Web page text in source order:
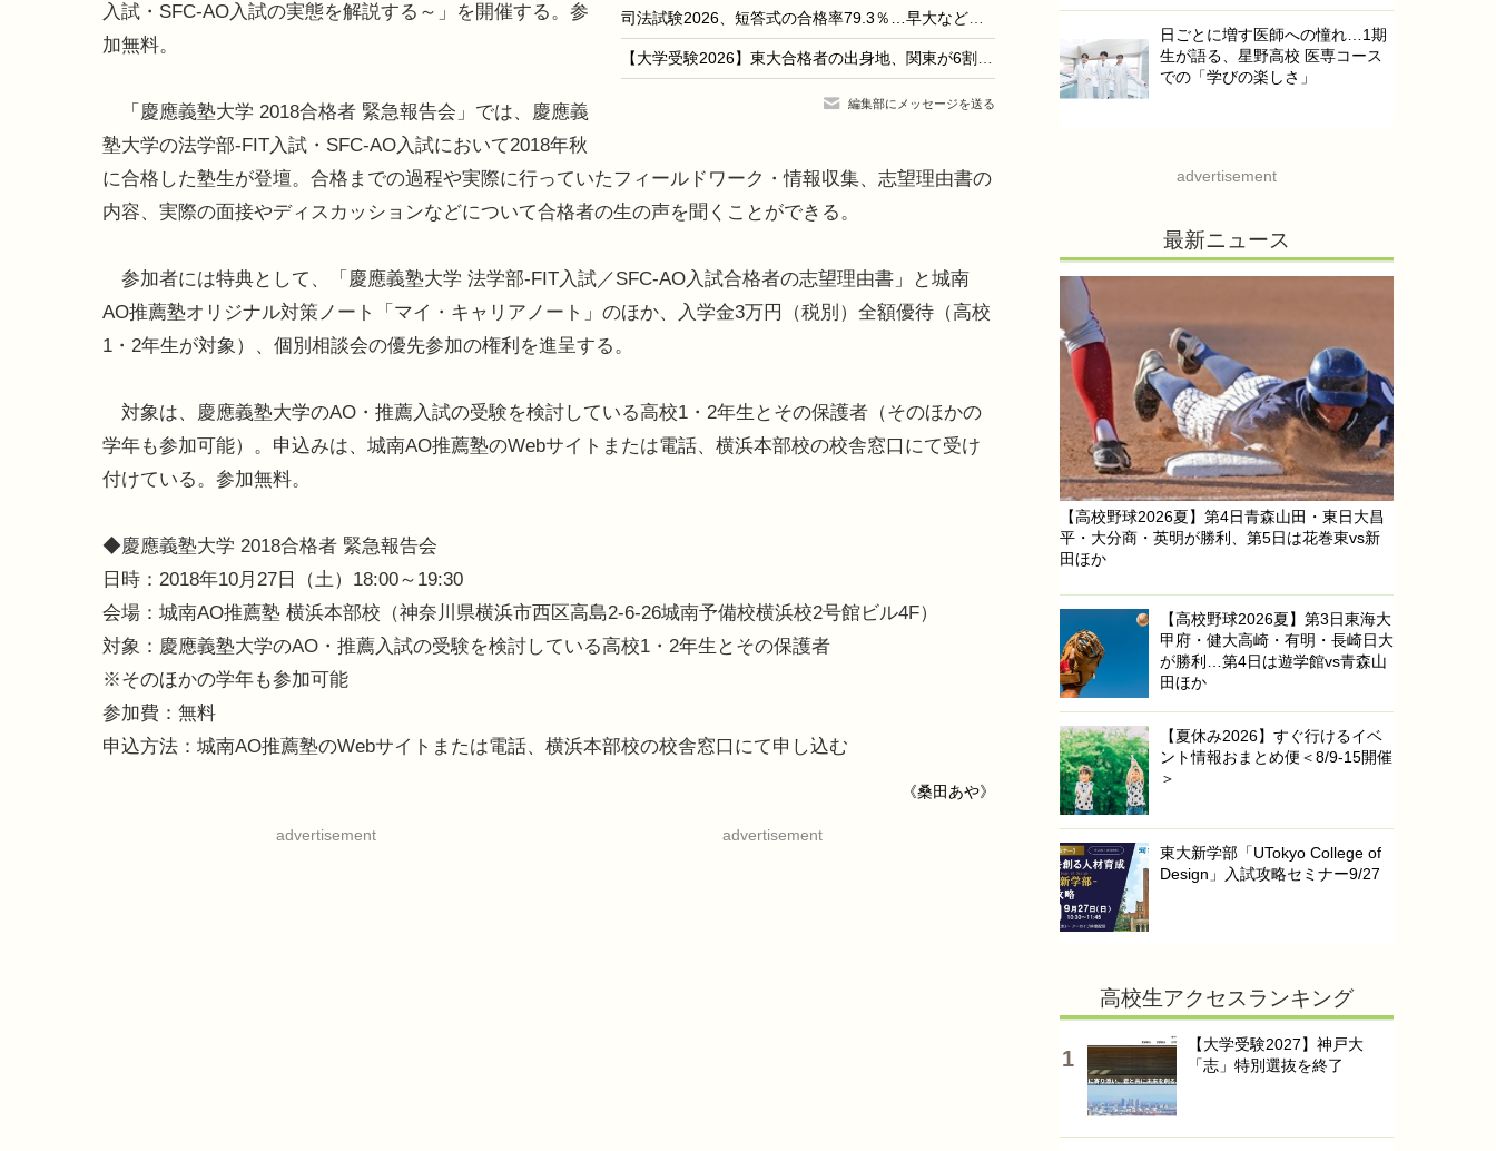
司法試験2026、短答式の合格率79.3％…早大など大学院別結果も
【大学受験2026】東大合格者の出身地、関東が6割超え…代ゼミ分析
編集部にメッセージを送る
入試・SFC-AO入試の実態を解説する～」を開催する。参
加無料。
「慶應義塾大学 2018合格者 緊急報告会」では、慶應義
塾大学の法学部-FIT入試・SFC-AO入試において2018年秋
に合格した塾生が登壇。合格までの過程や実際に行っていたフィールドワーク・情報収集、志望理由書の
内容、実際の面接やディスカッションなどについて合格者の生の声を聞くことができる。
参加者には特典として、「慶應義塾大学 法学部-FIT入試／SFC-AO入試合格者の志望理由書」と城南
AO推薦塾オリジナル対策ノート「マイ・キャリアノート」のほか、入学金3万円（税別）全額優待（高校
1・2年生が対象）、個別相談会の優先参加の権利を進呈する。
対象は、慶應義塾大学のAO・推薦入試の受験を検討している高校1・2年生とその保護者（そのほかの
学年も参加可能）。申込みは、城南AO推薦塾のWebサイトまたは電話、横浜本部校の校舎窓口にて受け
付けている。参加無料。
◆慶應義塾大学 2018合格者 緊急報告会
日時：2018年10月27日（土）18:00～19:30
会場：城南AO推薦塾 横浜本部校（神奈川県横浜市西区高島2-6-26城南予備校横浜校2号館ビル4F）
対象：慶應義塾大学のAO・推薦入試の受験を検討している高校1・2年生とその保護者
※そのほかの学年も参加可能
参加費：無料
申込方法：城南AO推薦塾のWebサイトまたは電話、横浜本部校の校舎窓口にて申し込む
《桑田あや》
advertisement advertisement
日ごとに増す医師への憧れ…1期
生が語る、星野高校 医専コース
での「学びの楽しさ」
advertisement
最新ニュース
【高校野球2026夏】第4日青森山田・東日大昌
平・大分商・英明が勝利、第5日は花巻東vs新
田ほか
【高校野球2026夏】第3日東海大
甲府・健大高崎・有明・長崎日大
が勝利…第4日は遊学館vs青森山
田ほか
【夏休み2026】すぐ行けるイベ
ント情報おまとめ便＜8/9-15開催
＞
東大新学部「UTokyo College of
Design」入試攻略セミナー9/27
高校生アクセスランキング
【大学受験2027】神戸大
「志」特別選抜を終了